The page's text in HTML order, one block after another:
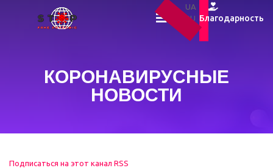
UA
RU Благодарность
КОРОНАВИРУСНЫЕ
НОВОСТИ
Подписаться на этот канал RSS